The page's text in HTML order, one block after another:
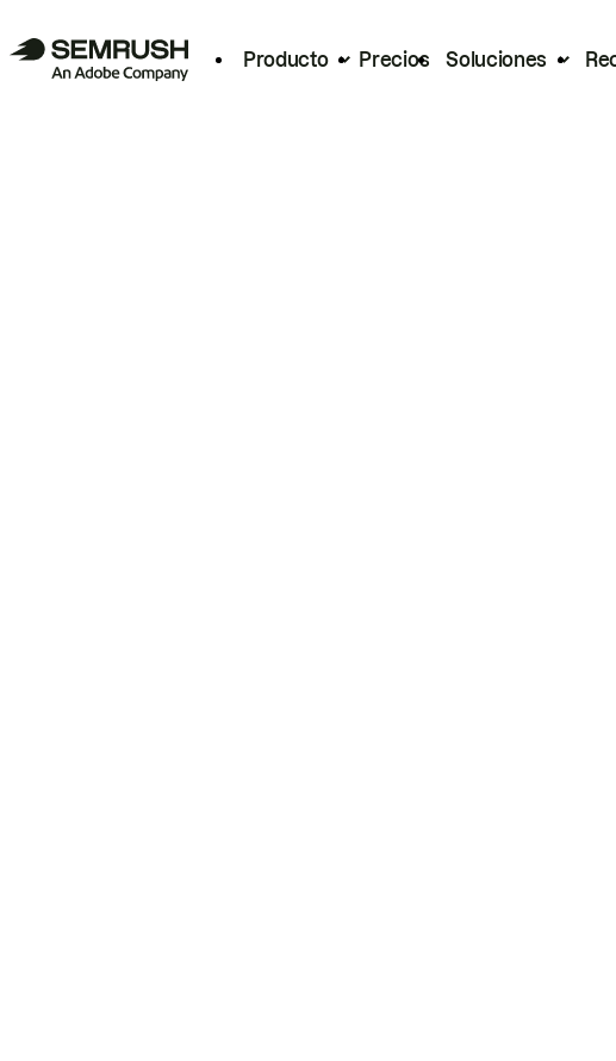
Producto Precios Soluciones